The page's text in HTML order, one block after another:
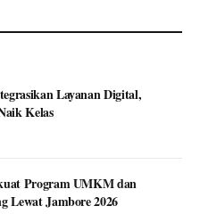
Layanan Digital,
Kelas
Program UMKM dan
Lewat Jambore 2026